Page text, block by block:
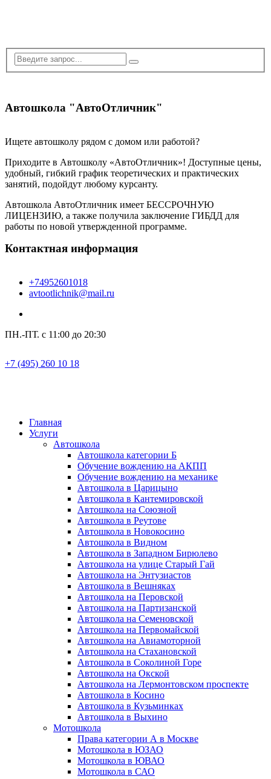
Автошкола "АвтоОтличник"
Ищете автошколу рядом с домом или работой?
Приходите в Автошколу «АвтоОтличник»! Доступные цены,
удобный, гибкий график теоретических и практических
занятий, подойдут любому курсанту.
Автошкола АвтоОтличник имеет БЕССРОЧНУЮ
ЛИЦЕНЗИЮ, а также получила заключение ГИБДД для
работы по новой утвержденной программе.
Контактная информация
+74952601018
avtootlichnik@mail.ru
ПН.-ПТ. с 11:00 до 20:30
+7 (495) 260 10 18
Главная
Услуги
Автошкола
Автошкола категории Б
Обучение вождению на АКПП
Обучение вождению на механике
Автошкола в Царицыно
Автошкола в Кантемировской
Автошкола на Союзной
Автошкола в Реутове
Автошкола в Новокосино
Автошкола в Видном
Автошкола в Западном Бирюлево
Автошкола на улице Старый Гай
Автошкола на Энтузиастов
Автошкола в Вешняках
Автошкола на Перовской
Автошкола на Партизанской
Автошкола на Семеновской
Автошкола на Первомайской
Автошкола на Авиамоторной
Автошкола на Стахановской
Автошкола в Соколиной Горе
Автошкола на Окской
Автошкола на Лермонтовском проспекте
Автошкола в Косино
Автошкола в Кузьминках
Автошкола в Выхино
Мотошкола
Права категории А в Москве
Мотошкола в ЮЗАО
Мотошкола в ЮВАО
Мотошкола в САО